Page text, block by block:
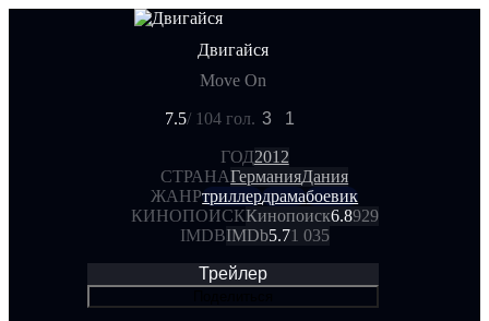
Двигайся
Move On
7.5/ 104 гол. 3 1
ГОД2012
СТРАНАГерманияДания
ЖАНРтриллердрамабоевик
КИНОПОИСККинопоиск6.8929
IMDBIMDb5.71 035
Трейлер